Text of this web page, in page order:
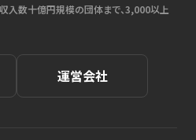
入数十億円規模の団体まで、3,000以上
運営会社